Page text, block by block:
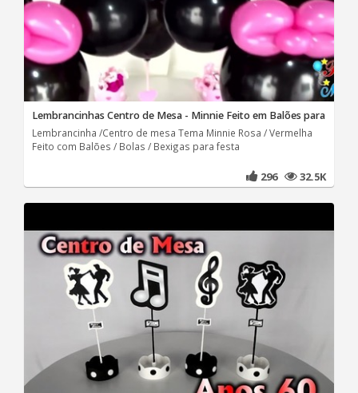
Lembrancinhas Centro de Mesa - Minnie Feito em Balões para
Lembrancinha /Centro de mesa Tema Minnie Rosa / Vermelha
Feito com Balões / Bolas / Bexigas para festa
296 32.5K